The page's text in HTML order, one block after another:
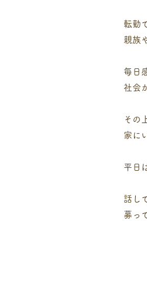
転勤
親族
毎日
社会
その
家に
平日
話し
募っ